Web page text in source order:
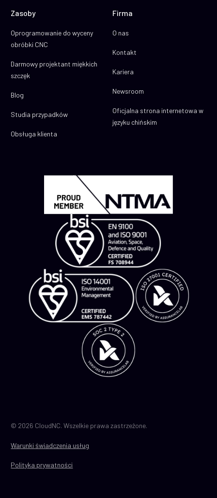
Zasoby
Oprogramowanie do wyceny
obróbki CNC
Darmowy projektant miękkich
szczęk
Blog
Studia przypadków
Obsługa klienta
Firma
O nas
Kontakt
Kariera
Newsroom
Oficjalna strona internetowa w
języku chińskim
Warunki świadczenia usług
Polityka prywatności
© 2026 CloudNC. Wszelkie prawa zastrzeżone.